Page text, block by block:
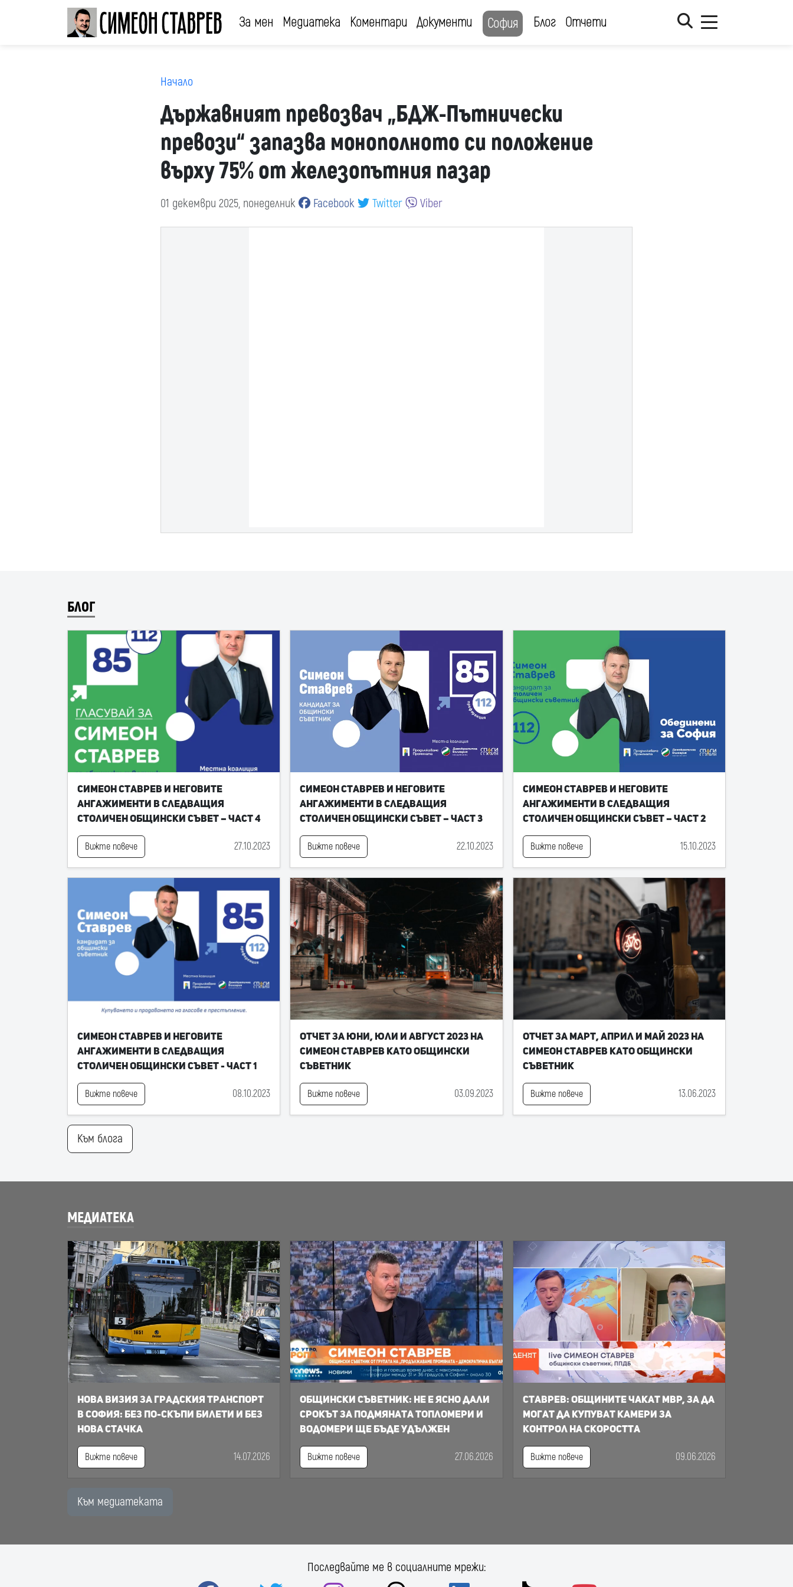
За мен Медиатека Коментари Документи София Блог Отчети
Начало
Държавният превозвач „БДЖ-Пътнически
превози“ запазва монополното си положение
върху 75% от железопътния пазар
01 декември 2025, понеделник Facebook Twitter Viber
БЛОГ
Симеон Ставрев и неговите
ангажименти в следващия
Столичен общински съвет – част 4
Вижте повече 27.10.2023
Симеон Ставрев и неговите
ангажименти в следващия
Столичен общински съвет – част 3
Вижте повече 22.10.2023
Симеон Ставрев и неговите
ангажименти в следващия
Столичен общински съвет – част 2
Вижте повече 15.10.2023
Симеон Ставрев и неговите
ангажименти в следващия
Столичен общински съвет - част 1
Вижте повече 08.10.2023
Отчет за юни, юли и август 2023 на
Симеон Ставрев като общински
съветник
Вижте повече 03.09.2023
Отчет за март, април и май 2023 на
Симеон Ставрев като общински
съветник
Вижте повече 13.06.2023
Към блога
МЕДИАТЕКА
Нова визия за градския транспорт
в София: Без по-скъпи билети и без
нова стачка
Вижте повече 14.07.2026
Общински съветник: Не е ясно дали
срокът за подмяната топломери и
водомери ще бъде удължен
Вижте повече 27.06.2026
Ставрев: общините чакат МВР, за да
могат да купуват камери за
контрол на скоростта
Вижте повече 09.06.2026
Към медиатеката
Последвайте ме в социалните мрежи: